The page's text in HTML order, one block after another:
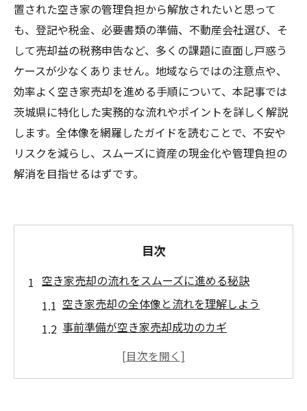
置された空き家の管理負担から解放されたいと思って
も、登記や税金、必要書類の準備、不動産会社選び、そ
して売却益の税務申告など、多くの課題に直面し戸惑う
ケースが少なくありません。地域ならではの注意点や、
効率よく空き家売却を進める手順について、本記事では
茨城県に特化した実務的な流れやポイントを詳しく解説
します。全体像を網羅したガイドを読むことで、不安や
リスクを減らし、スムーズに資産の現金化や管理負担の
解消を目指せるはずです。
目次
空き家売却の流れをスムーズに進める秘訣
空き家売却の全体像と流れを理解しよう
事前準備が空き家売却成功のカギ
空き家売却で注意すべき重要ポイント